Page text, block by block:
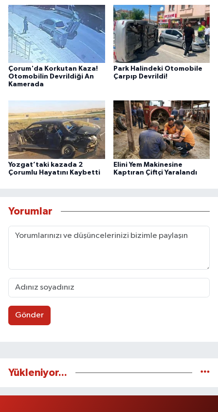
Çorum'da Korkutan Kaza!
Otomobilin Devrildiği An
Kamerada
Park Halindeki Otomobile
Çarpıp Devrildi!
Yozgat’taki kazada 2
Çorumlu Hayatını Kaybetti
Elini Yem Makinesine
Kaptıran Çiftçi Yaralandı
Yorumlar
Gönder
Yükleniyor...